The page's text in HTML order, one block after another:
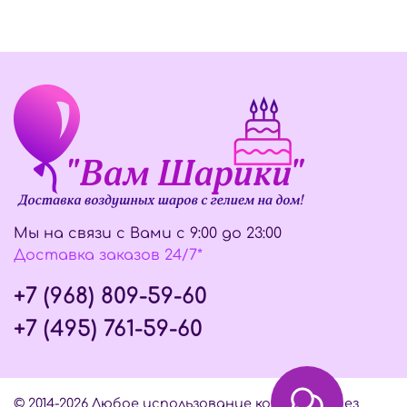
Мы на связи с Вами с 9:00 до 23:00
Доставка заказов 24/7*
+7 (968) 809-59-60
+7 (495) 761-59-60
© 2014-2026 Любое использование контента без